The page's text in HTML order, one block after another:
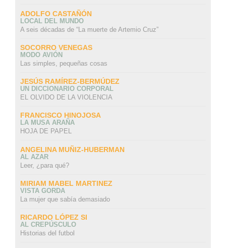
ADOLFO CASTAÑÓN
LOCAL DEL MUNDO
A seis décadas de “La muerte de Artemio Cruz”
SOCORRO VENEGAS
MODO AVIÓN
Las simples, pequeñas cosas
JESÚS RAMÍREZ-BERMÚDEZ
UN DICCIONARIO CORPORAL
EL OLVIDO DE LA VIOLENCIA
FRANCISCO HINOJOSA
LA MUSA ARAÑA
HOJA DE PAPEL
ANGELINA MUÑIZ-HUBERMAN
AL AZAR
Leer, ¿para qué?
MIRIAM MABEL MARTINEZ
VISTA GORDA
La mujer que sabía demasiado
RICARDO LÓPEZ SI
AL CREPÚSCULO
Historias del futbol